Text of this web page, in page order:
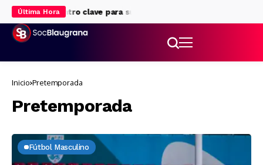
Última Hora
rencuentro clave para su futuro
Inicio Pretemporada
Pretemporada
Fútbol Masculino